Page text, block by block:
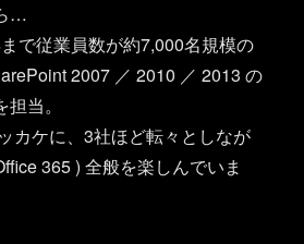
…
で従業員数が約7,000名規模の
2007 ／ 2010 ／ 2013 の
当。
カケに、3社ほど転々としなが
365 ) 全般を楽しんでいま